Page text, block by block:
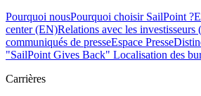
Pourquoi nousPourquoi choisir SailPoint ?
center (EN)Relations avec les investisseurs
communiqués de presseEspace Presse
"SailPoint Gives Back" Localisation des
Carrières